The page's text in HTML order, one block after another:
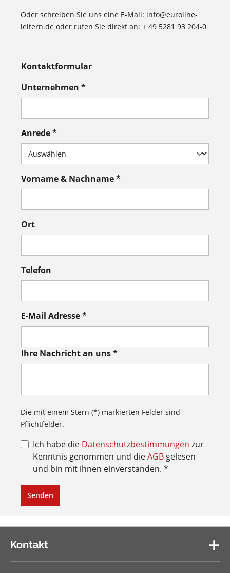
Oder schreiben Sie uns eine E-Mail: info@euroline-
leitern.de oder rufen Sie direkt an: + 49 5281 93 204-0
Kontaktformular
Unternehmen *
Anrede *
Vorname & Nachname *
Ort
Telefon
E-Mail Adresse *
Ihre Nachricht an uns *
Die mit einem Stern (*) markierten Felder sind
Pflichtfelder.
Ich habe die Datenschutzbestimmungen zur
Kenntnis genommen und dieAGB gelesen
und bin mit ihnen einverstanden. *
Senden
Kontakt